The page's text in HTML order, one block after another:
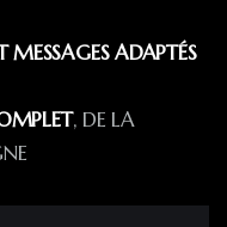
MESSAGES ADAPTÉS
, DE LA